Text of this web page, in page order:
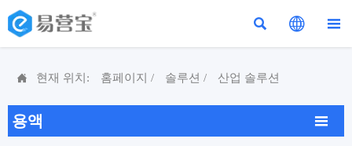
  
 현재 위치: 홈페이지 / 솔루션 / 산업 솔루션
용액 